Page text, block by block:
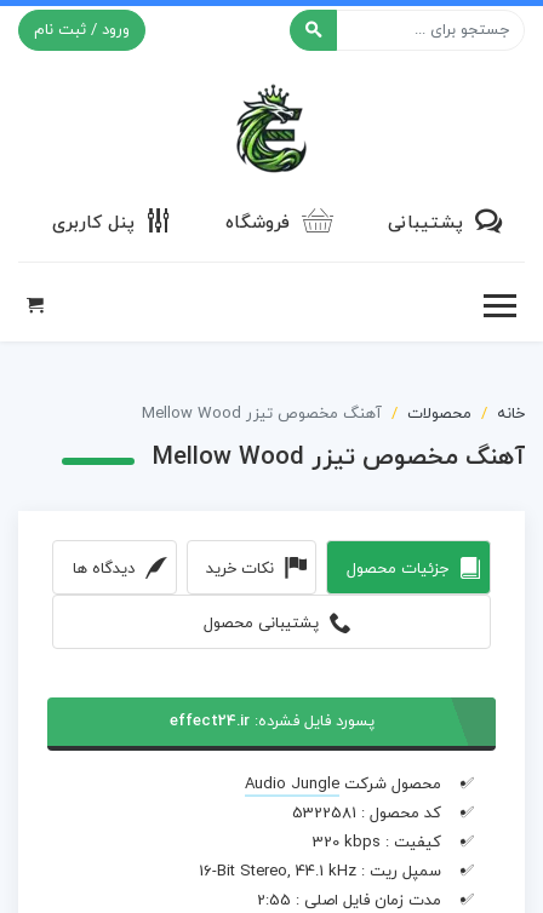
ورود / ثبت نام
پشتیبانی فروشگاه پنل کاربری
خانه محصولات آهنگ مخصوص تیزر Mellow Wood
آهنگ مخصوص تیزر Mellow Wood
جزئیات محصول نکات خرید دیدگاه ها
پشتیبانی محصول
پسورد فایل فشرده:effect24.ir
محصول شرکت Audio Jungle
کد محصول : 5322581
کیفیت : 320 kbps
سمپل ریت : 16-Bit Stereo, 44.1 kHz
مدت زمان فایل اصلی : 2:55